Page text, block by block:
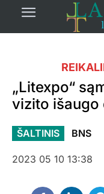
„Litexpo“
vizito išaugo
ŠALTINIS BNS
2023 05 10 13:38